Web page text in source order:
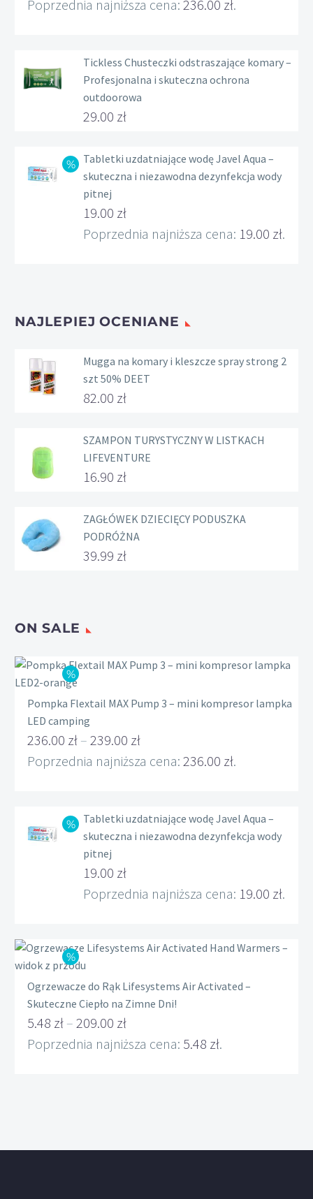
Zakres
236.00 zł
do
Poprzednia najniższa cena: 236.00 zł.
Tickless Chusteczki odstraszające komary –
Profesjonalna i skuteczna ochrona
outdoorowa
29.00 zł
Tabletki uzdatniające wodę Javel Aqua –
skuteczna i niezawodna dezynfekcja wody
pitnej
Pierwotna
cena
19.00 zł
Aktualna
Poprzednia najniższa cena: 19.00 zł.
NAJLEPIEJ OCENIANE
Mugga na komary i kleszcze spray strong 2
szt 50% DEET
82.00 zł
SZAMPON TURYSTYCZNY W LISTKACH
LIFEVENTURE
16.90 zł
ZAGŁÓWEK DZIECIĘCY PODUSZKA
PODRÓŻNA
39.99 zł
ON SALE
Pompka Flextail MAX Pump 3 – mini kompresor lampka
LED camping
236.00 zł – 239.00 zł
Zakres
236.00 zł
do
Poprzednia najniższa cena: 236.00 zł.
Tabletki uzdatniające wodę Javel Aqua –
skuteczna i niezawodna dezynfekcja wody
pitnej
Pierwotna
cena
19.00 zł
Aktualna
19.00 zł.
Poprzednia najniższa cena: 19.00 zł.
Ogrzewacze do Rąk Lifesystems Air Activated –
Skuteczne Ciepło na Zimne Dni!
5.48 zł – 209.00 zł
Zakres
209.00 zł
Poprzednia najniższa cena: 5.48 zł.